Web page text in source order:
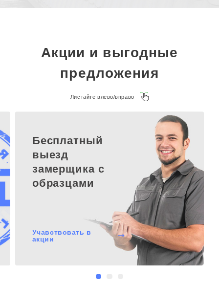
Акции и выгодные
предложения
Листайте влево/вправо
Бесплатный
выезд
замерщика с
образцами
Учавствовать в
акции